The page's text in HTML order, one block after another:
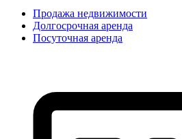
Продажа недвижимости
Долгосрочная аренда
Посуточная аренда